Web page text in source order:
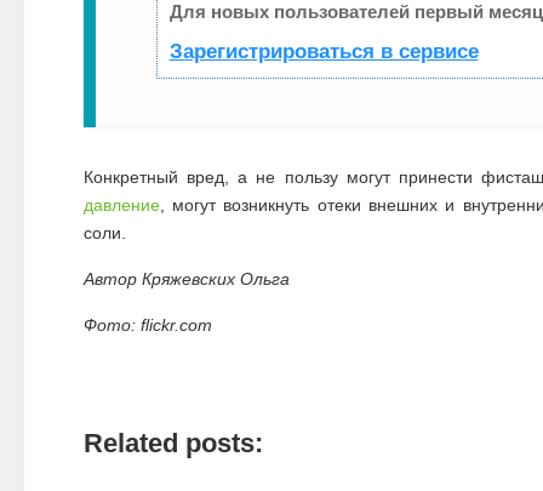
Для новых пользователей первый месяц
Зарегистрироваться в сервисе
Конкретный вред, а не пользу могут принести
давление, могут возникнуть отеки внешних и
соли.
Автор Кряжевских Ольга
Фото: flickr.com
Related posts: